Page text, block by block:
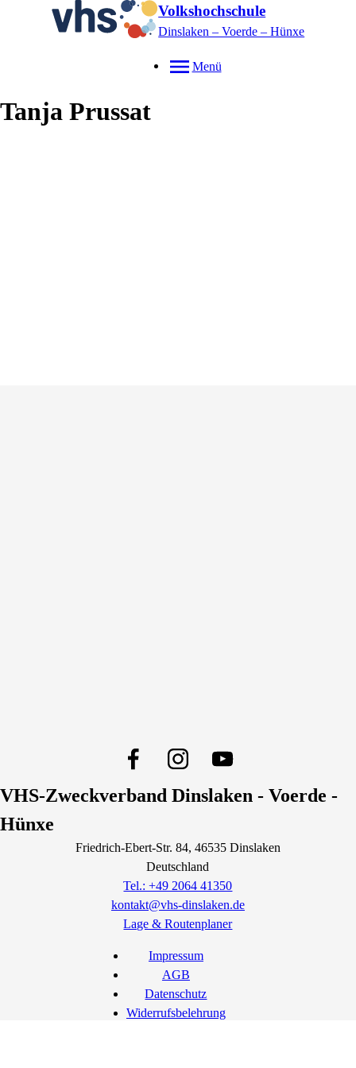
Volkshochschule
Dinslaken – Voerde – Hünxe
Menü
Tanja Prussat
VHS-Zweckverband Dinslaken - Voerde -
Hünxe
Friedrich-Ebert-Str. 84, 46535 Dinslaken
Deutschland
Tel.: +49 2064 41350
kontakt@vhs-dinslaken.de
Lage & Routenplaner
Impressum
AGB
Datenschutz
Widerrufsbelehrung